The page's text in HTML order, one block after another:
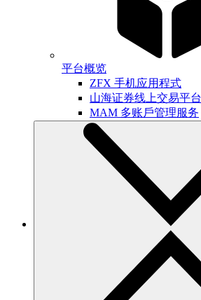
平台概览
ZFX 手机应用程式
山海证券线上交易平台
MAM 多账戶管理服务